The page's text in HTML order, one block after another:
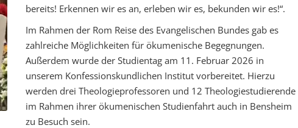
bereits! Erkennen wir es an, erleben wir es, bekunden wir es!“.
Im Rahmen der Rom Reise des Evangelischen Bundes gab es
zahlreiche Möglichkeiten für ökumenische Begegnungen.
Außerdem wurde der Studientag am 11. Februar 2026 in
unserem Konfessionskundlichen Institut vorbereitet. Hierzu
werden drei Theologieprofessoren und 12 Theologiestudierende
im Rahmen ihrer ökumenischen Studienfahrt auch in Bensheim
zu Besuch sein.